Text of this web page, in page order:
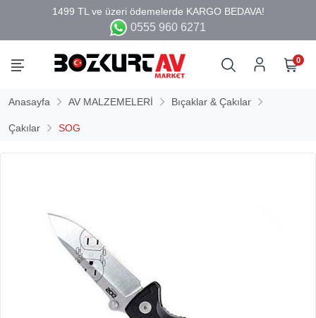
0555 960 6271
0
Anasayfa AV MALZEMELERİ Bıçaklar & Çakılar
Çakılar SOG